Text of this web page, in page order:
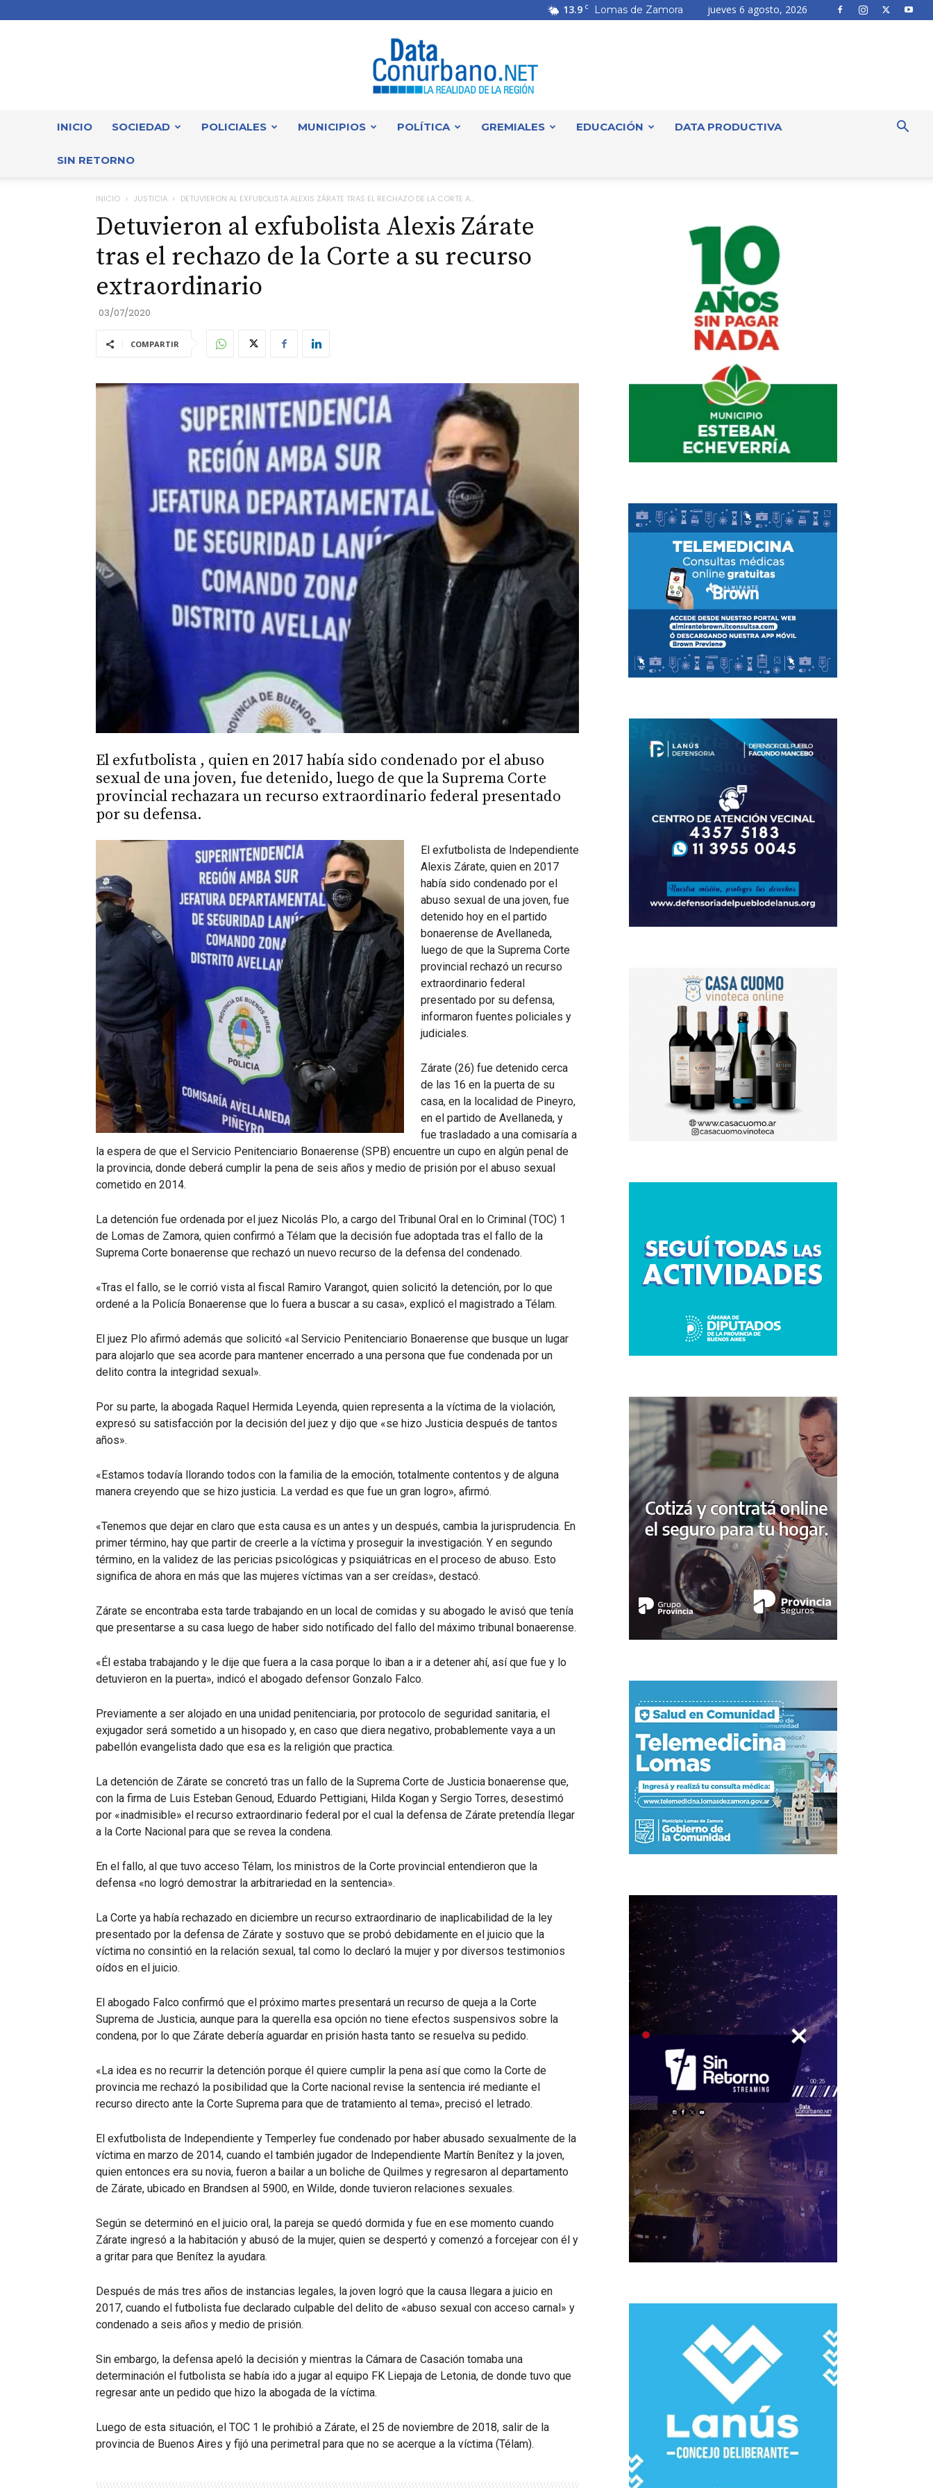
13.9 C Lomas de Zamora jueves 6 agosto, 2026
INICIO SOCIEDAD POLICIALES MUNICIPIOS POLÍTICA GREMIALES EDUCACIÓN DATA PRODUCTIVA
SIN RETORNO
INICIO JUSTICIA DETUVIERON AL EXFUBOLISTA ALEXIS ZÁRATE TRAS EL RECHAZO DE LA CORTE A...
Detuvieron al exfubolista Alexis Zárate
tras el rechazo de la Corte a su recurso
extraordinario
03/07/2020
COMPARTIR
El exfutbolista , quien en 2017 había sido condenado por el abuso
sexual de una joven, fue detenido, luego de que la Suprema Corte
provincial rechazara un recurso extraordinario federal presentado
por su defensa.
El exfutbolista de Independiente
Alexis Zárate, quien en 2017
había sido condenado por el
abuso sexual de una joven, fue
detenido hoy en el partido
bonaerense de Avellaneda,
luego de que la Suprema Corte
provincial rechazó un recurso
extraordinario federal
presentado por su defensa,
informaron fuentes policiales y
judiciales.
Zárate (26) fue detenido cerca
de las 16 en la puerta de su
casa, en la localidad de Pineyro,
en el partido de Avellaneda, y
fue trasladado a una comisaría a
la espera de que el Servicio Penitenciario Bonaerense (SPB) encuentre un cupo en algún penal de
la provincia, donde deberá cumplir la pena de seis años y medio de prisión por el abuso sexual
cometido en 2014.
La detención fue ordenada por el juez Nicolás Plo, a cargo del Tribunal Oral en lo Criminal (TOC) 1
de Lomas de Zamora, quien confirmó a Télam que la decisión fue adoptada tras el fallo de la
Suprema Corte bonaerense que rechazó un nuevo recurso de la defensa del condenado.
«Tras el fallo, se le corrió vista al fiscal Ramiro Varangot, quien solicitó la detención, por lo que
ordené a la Policía Bonaerense que lo fuera a buscar a su casa», explicó el magistrado a Télam.
El juez Plo afirmó además que solicitó «al Servicio Penitenciario Bonaerense que busque un lugar
para alojarlo que sea acorde para mantener encerrado a una persona que fue condenada por un
delito contra la integridad sexual».
Por su parte, la abogada Raquel Hermida Leyenda, quien representa a la víctima de la violación,
expresó su satisfacción por la decisión del juez y dijo que «se hizo Justicia después de tantos
años».
«Estamos todavía llorando todos con la familia de la emoción, totalmente contentos y de alguna
manera creyendo que se hizo justicia. La verdad es que fue un gran logro», afirmó.
«Tenemos que dejar en claro que esta causa es un antes y un después, cambia la jurisprudencia. En
primer término, hay que partir de creerle a la víctima y proseguir la investigación. Y en segundo
término, en la validez de las pericias psicológicas y psiquiátricas en el proceso de abuso. Esto
significa de ahora en más que las mujeres víctimas van a ser creídas», destacó.
Zárate se encontraba esta tarde trabajando en un local de comidas y su abogado le avisó que tenía
que presentarse a su casa luego de haber sido notificado del fallo del máximo tribunal bonaerense.
«Él estaba trabajando y le dije que fuera a la casa porque lo iban a ir a detener ahí, así que fue y lo
detuvieron en la puerta», indicó el abogado defensor Gonzalo Falco.
Previamente a ser alojado en una unidad penitenciaria, por protocolo de seguridad sanitaria, el
exjugador será sometido a un hisopado y, en caso que diera negativo, probablemente vaya a un
pabellón evangelista dado que esa es la religión que practica.
La detención de Zárate se concretó tras un fallo de la Suprema Corte de Justicia bonaerense que,
con la firma de Luis Esteban Genoud, Eduardo Pettigiani, Hilda Kogan y Sergio Torres, desestimó
por «inadmisible» el recurso extraordinario federal por el cual la defensa de Zárate pretendía llegar
a la Corte Nacional para que se revea la condena.
En el fallo, al que tuvo acceso Télam, los ministros de la Corte provincial entendieron que la
defensa «no logró demostrar la arbitrariedad en la sentencia».
La Corte ya había rechazado en diciembre un recurso extraordinario de inaplicabilidad de la ley
presentado por la defensa de Zárate y sostuvo que se probó debidamente en el juicio que la
víctima no consintió en la relación sexual, tal como lo declaró la mujer y por diversos testimonios
oídos en el juicio.
El abogado Falco confirmó que el próximo martes presentará un recurso de queja a la Corte
Suprema de Justicia, aunque para la querella esa opción no tiene efectos suspensivos sobre la
condena, por lo que Zárate debería aguardar en prisión hasta tanto se resuelva su pedido.
«La idea es no recurrir la detención porque él quiere cumplir la pena así que como la Corte de
provincia me rechazó la posibilidad que la Corte nacional revise la sentencia iré mediante el
recurso directo ante la Corte Suprema para que de tratamiento al tema», precisó el letrado.
El exfutbolista de Independiente y Temperley fue condenado por haber abusado sexualmente de la
víctima en marzo de 2014, cuando el también jugador de Independiente Martín Benítez y la joven,
quien entonces era su novia, fueron a bailar a un boliche de Quilmes y regresaron al departamento
de Zárate, ubicado en Brandsen al 5900, en Wilde, donde tuvieron relaciones sexuales.
Según se determinó en el juicio oral, la pareja se quedó dormida y fue en ese momento cuando
Zárate ingresó a la habitación y abusó de la mujer, quien se despertó y comenzó a forcejear con él y
a gritar para que Benítez la ayudara.
Después de más tres años de instancias legales, la joven logró que la causa llegara a juicio en
2017, cuando el futbolista fue declarado culpable del delito de «abuso sexual con acceso carnal» y
condenado a seis años y medio de prisión.
Sin embargo, la defensa apeló la decisión y mientras la Cámara de Casación tomaba una
determinación el futbolista se había ido a jugar al equipo FK Liepaja de Letonia, de donde tuvo que
regresar ante un pedido que hizo la abogada de la víctima.
Luego de esta situación, el TOC 1 le prohibió a Zárate, el 25 de noviembre de 2018, salir de la
provincia de Buenos Aires y fijó una perimetral para que no se acerque a la víctima (Télam).